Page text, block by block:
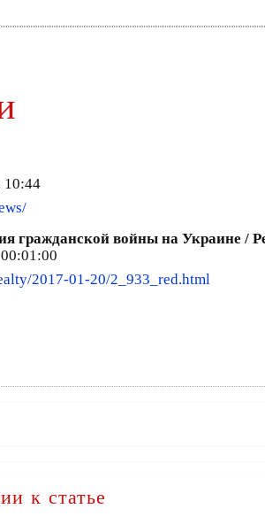
10:44
гражданской войны на Украине /
2017-01-20/2_933_red.html
к статье